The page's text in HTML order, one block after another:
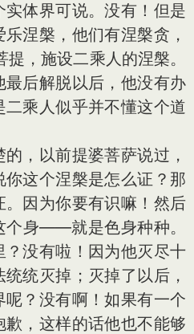
体界可说。没有！但是
涅槃，他们有涅槃贪，
，施设二乘人的涅槃。
后解脱以后，他没有办
乘人似乎并不懂这个道
，以前提婆菩萨说过，
这个涅槃是怎么证？那
因为你要有识嘛！然后
个身——就是色身种种。
没有啦！因为他灭尽十
统灭掉；灭掉了以后，
？没有啊！如果有一个
，这样的话他也不能够